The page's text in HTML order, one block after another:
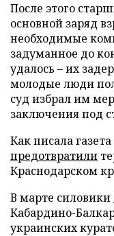
После этого
основной заряд
необходимые
задуманное до
удалось – их
молодые люди
суд избрал им
заключения под
Как писала
предотвратили
Краснодарском
В марте силовики
Кабардино-
украинских